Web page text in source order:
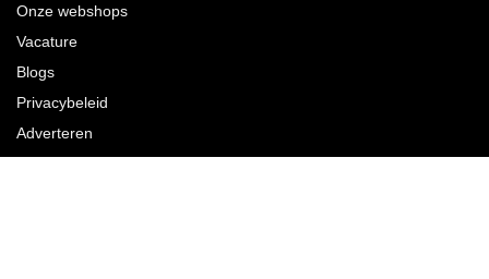
Onze webshops
Vacature
Blogs
Privacybeleid
Adverteren